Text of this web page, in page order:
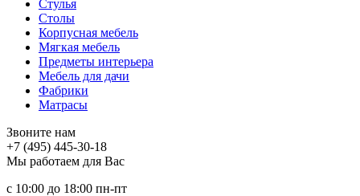
Стулья
Столы
Корпусная мебель
Мягкая мебель
Предметы интерьера
Мебель для дачи
Фабрики
Матраcы
Звоните нам
+7 (495) 445-30-18
Мы работаем для Вас
с 10:00 до 18:00 пн-пт